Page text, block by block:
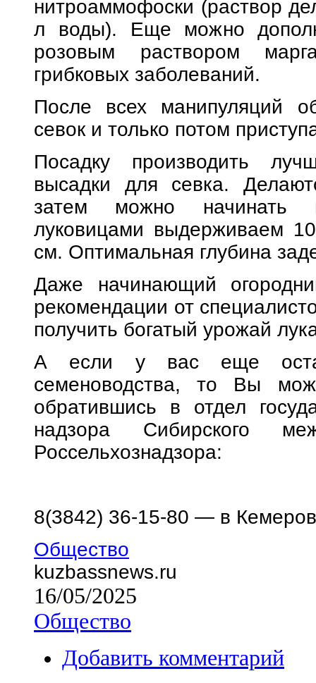
нитроаммофоски (раствор
л воды). Еще можно
розовым раствором
грибковых заболеваний.
После всех манипуляций
севок и только потом
Посадку производить
высадки для севка.
затем можно начинать
луковицами выдерживаем
см. Оптимальная глубина
Даже начинающий
рекомендации от
получить богатый урожай
А если у вас еще
семеноводства, то Вы
обратившись в отдел
надзора Сибирского
Россельхознадзора:
8(3842) 36-15-80 — в
Общество
kuzbassnews.ru
16/05/2025
Общество
Добавить комментарий